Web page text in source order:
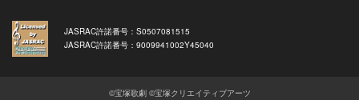
JASRAC許諾番号：S0507081515
JASRAC許諾番号：9009941002Y45040
©宝塚歌劇 ©宝塚クリエイティブアーツ